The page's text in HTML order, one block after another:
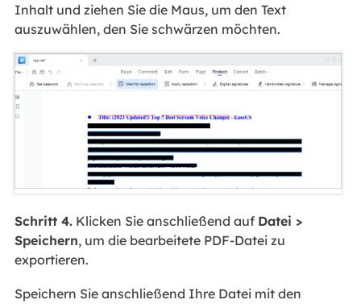
Inhalt und ziehen Sie die Maus, um den Text
auszuwählen, den Sie schwärzen möchten.
Schritt 4.Klicken Sie anschließend auf Datei >
Speichern, um die bearbeitete PDF-Datei zu
exportieren.
Speichern Sie anschließend Ihre Datei mit den